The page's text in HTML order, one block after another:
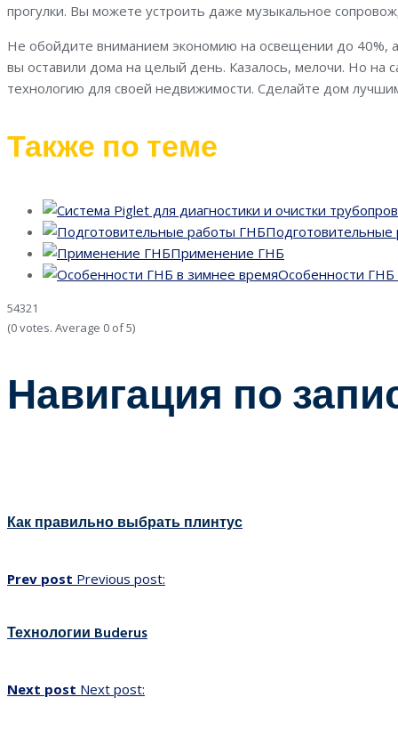
прогулки. Вы можете устроить даже музыкальное
Не обойдите вниманием экономию на освещении до 40%,
вы оставили дома на целый день. Казалось, мелочи. Но
технологию для своей недвижимости. Сделайте дом
Также по теме
Применение ГНБ
Особенности ГНБ
54321
(0 votes. Average 0 of 5)
Навигация по
Как правильно выбрать плинтус
Prev post Previous post:
Технологии Buderus
Next post Next post: